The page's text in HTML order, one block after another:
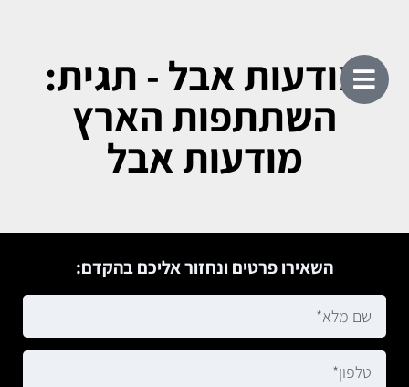
מודעות אבל - תגית:
השתתפות הארץ
מודעות אבל
השאירו פרטים ונחזור אליכם בהקדם: